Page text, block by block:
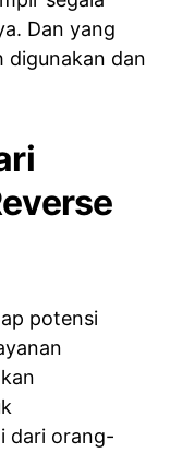
Dan yang
digunakan dan
potensi
dari orang-